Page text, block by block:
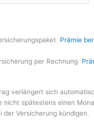
Prämie
per Rechnung
verlängert sich
nicht spätestens einen
der Versicherung kündigen.